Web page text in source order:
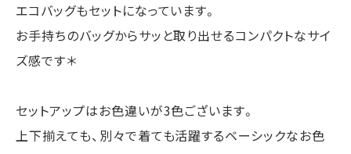
エコバッグもセットになっています。
お手持ちのバッグからサッと取り出せるコンパクトなサイ
ズ感です＊
セットアップはお色違いが3色ございます。
上下揃えても、別々で着ても活躍するベーシックなお色